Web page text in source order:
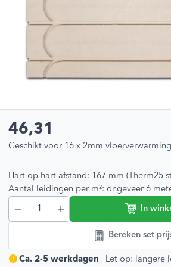
46,31
Geschikt voor 16 x 2mm
Hart op hart afstand: 167 mm (Therm25
Aantal leidingen per m²: ongeveer 6
In
Bereken set
Ca. 2-5 werkdagen
Let op: langere